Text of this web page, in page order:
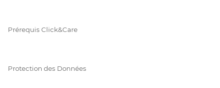
Prérequis Click&Care
Protection des Données